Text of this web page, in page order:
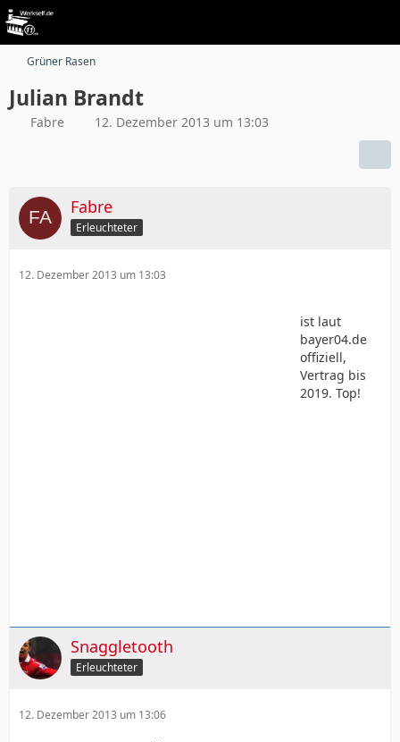
Grüner Rasen
Julian Brandt
Fabre 12. Dezember 2013 um 13:03
Fabre
Erleuchteter
12. Dezember 2013 um 13:03
ist laut
bayer04.de
offiziell,
Vertrag bis
2019. Top!
Snaggletooth
Erleuchteter
12. Dezember 2013 um 13:06